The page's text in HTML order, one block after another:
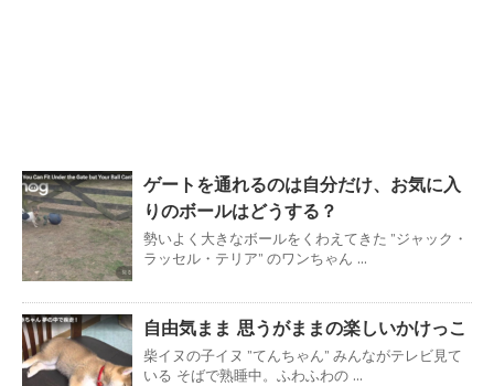
ゲートを通れるのは自分だけ、お気に入
りのボールはどうする？
勢いよく大きなボールをくわえてきた ”ジャック・
ラッセル・テリア” のワンちゃん ...
自由気まま 思うがままの楽しいかけっこ
柴イヌの子イヌ ”てんちゃん” みんながテレビ見て
いる そばで熟睡中。ふわふわの ...